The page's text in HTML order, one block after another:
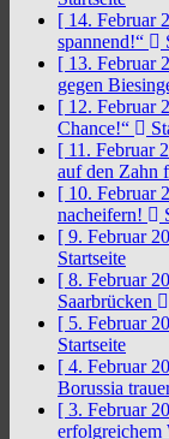
[ 14. Februar
spannend!“
[ 13. Februar
gegen
[ 12. Februar
Chance!“
[ 11. Februar
auf den Zahn
[ 10. Februar
nacheifern!
[ 9. Februar
Startseite
[ 8. Februar
Saarbrücken
[ 5. Februar
Startseite
[ 4. Februar
Borussia
[ 3. Februar
erfolgreichem